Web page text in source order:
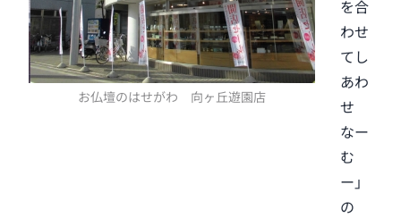
お仏壇のはせがわ 向ヶ丘遊園店
を合
わせ
てし
あわ
せ
なー
む
ー」
の